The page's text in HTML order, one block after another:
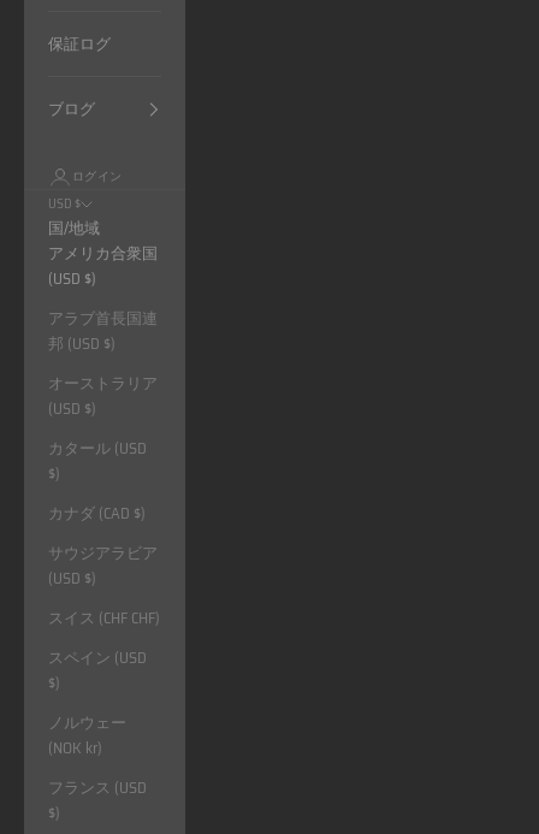
保証ログ
ブログ
ログイン
USD $
国/地域
アメリカ合衆国
(USD $)
アラブ首長国連
邦 (USD $)
オーストラリア
(USD $)
カタール (USD
$)
カナダ (CAD $)
サウジアラビア
(USD $)
スイス (CHF CHF)
スペイン (USD
$)
ノルウェー
(NOK kr)
フランス (USD
$)